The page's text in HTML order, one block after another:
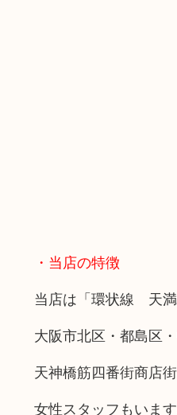
・当店の特徴
当店は「環状線 天
大阪市北区・都島区
天神橋筋四番街商店
女性スタッフもいま